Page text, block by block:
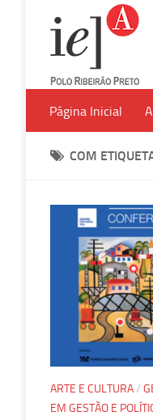
Página Inicial
COM
ARTE E CULTURA/
EM GESTÃO E